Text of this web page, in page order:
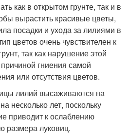
как в открытом грунте, так и в
вырастить красивые цветы,
посадки и ухода за лилиями в
цветов очень чувствителен к
так как нарушение этой
гниения самой
или отсутствия цветов.
лилий высаживаются на
несколько лет, поскольку
приводит к ослаблению
размера луковиц.